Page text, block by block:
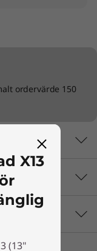
ordervärde 150
X13
(13"